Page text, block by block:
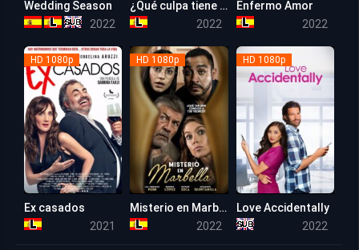
Wedding Season
2022
¿Qué culpa tiene el karma?
2022
Enfermo Amor
2022
HD 1080p
Ex casados
2021
HD 1080p
Misterio en Marbella
2022
5.8
HD 1080p
Love Accidentally
2022